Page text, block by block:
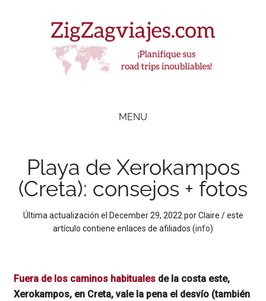
MENU
Playa de Xerokampos
(Creta): consejos + fotos
Última actualización el December 29, 2022 porClaire / este
artículo contiene enlaces de afiliados (info)
Fuera de los caminos habituales de la costa este,
Xerokampos, en Creta, vale la pena el desvío (también